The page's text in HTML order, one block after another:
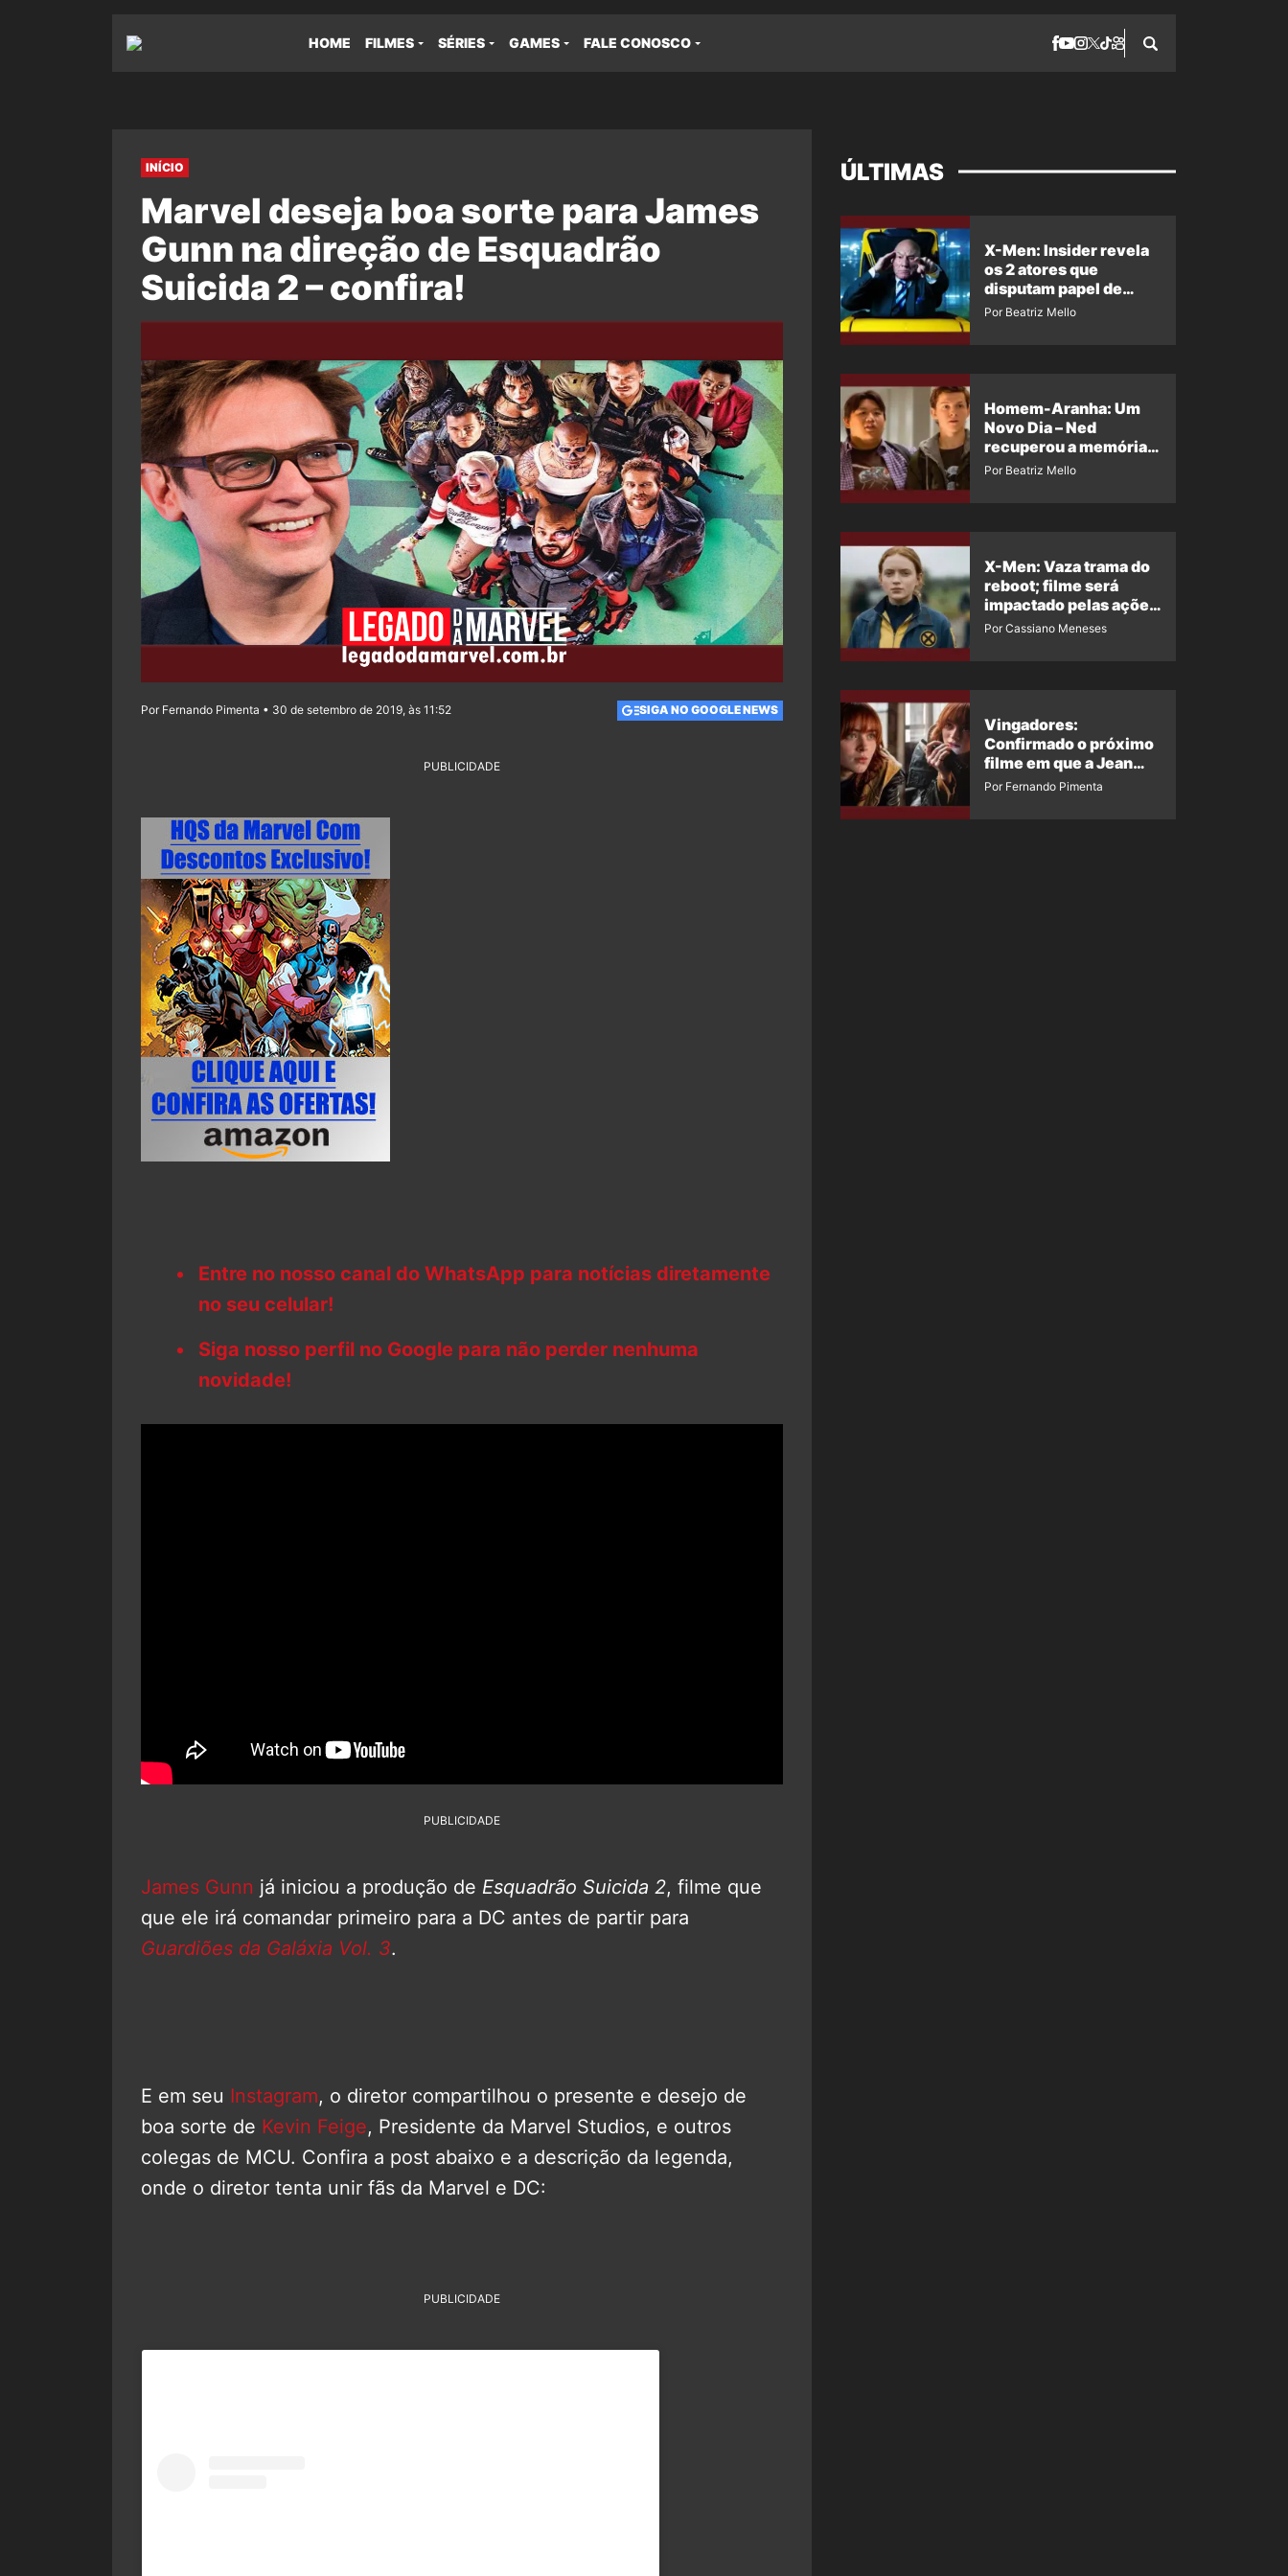
HOME FILMES SÉRIES GAMES FALE CONOSCO
INÍCIO
Marvel deseja boa sorte para James
Gunn na direção de Esquadrão
Suicida 2 – confira!
Por Fernando Pimenta • 30 de setembro de 2019, às 11:52 SIGA NO GOOGLE NEWS
PUBLICIDADE
Entre no nosso canal do WhatsApp para notícias diretamente
no seu celular!
Siga nosso perfil no Google para não perder nenhuma
novidade!
PUBLICIDADE
James Gunn já iniciou a produção de Esquadrão Suicida 2, filme que
que ele irá comandar primeiro para a DC antes de partir para
Guardiões da Galáxia Vol. 3.
E em seu Instagram, o diretor compartilhou o presente e desejo de
boa sorte de Kevin Feige, Presidente da Marvel Studios, e outros
colegas de MCU. Confira a post abaixo e a descrição da legenda,
onde o diretor tenta unir fãs da Marvel e DC:
PUBLICIDADE
ÚLTIMAS
X-Men: Insider revela
os 2 atores que
disputam papel de
Professor X
Por Beatriz Mello
Homem-Aranha: Um
Novo Dia – Ned
recuperou a memória?
Ator quebra o silêncio
Por Beatriz Mello
X-Men: Vaza trama do
reboot; filme será
impactado pelas ações
de Jean Grey em
Por Cassiano Meneses
Vingadores:
Confirmado o próximo
filme em que a Jean
Grey irá aparecer
Por Fernando Pimenta